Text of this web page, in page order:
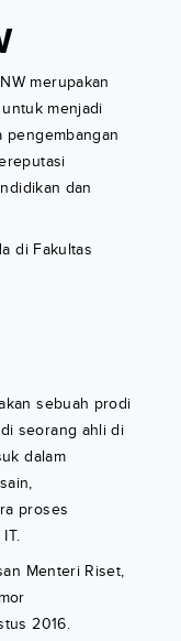
merupakan
menjadi
pengembangan
dan
di Fakultas
sebuah prodi
seorang ahli di
dalam
proses
Menteri Riset,
2016.